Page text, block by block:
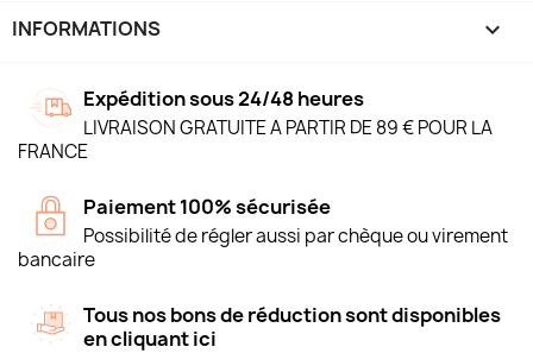
INFORMATIONS keyboard_arrow_down
Expédition sous 24/48 heures
LIVRAISON GRATUITE A PARTIR DE 89 € POUR LA
FRANCE
Paiement 100% sécurisée
Possibilité de régler aussi par chèque ou virement
bancaire
Tous nos bons de réduction sont disponibles
en cliquant ici